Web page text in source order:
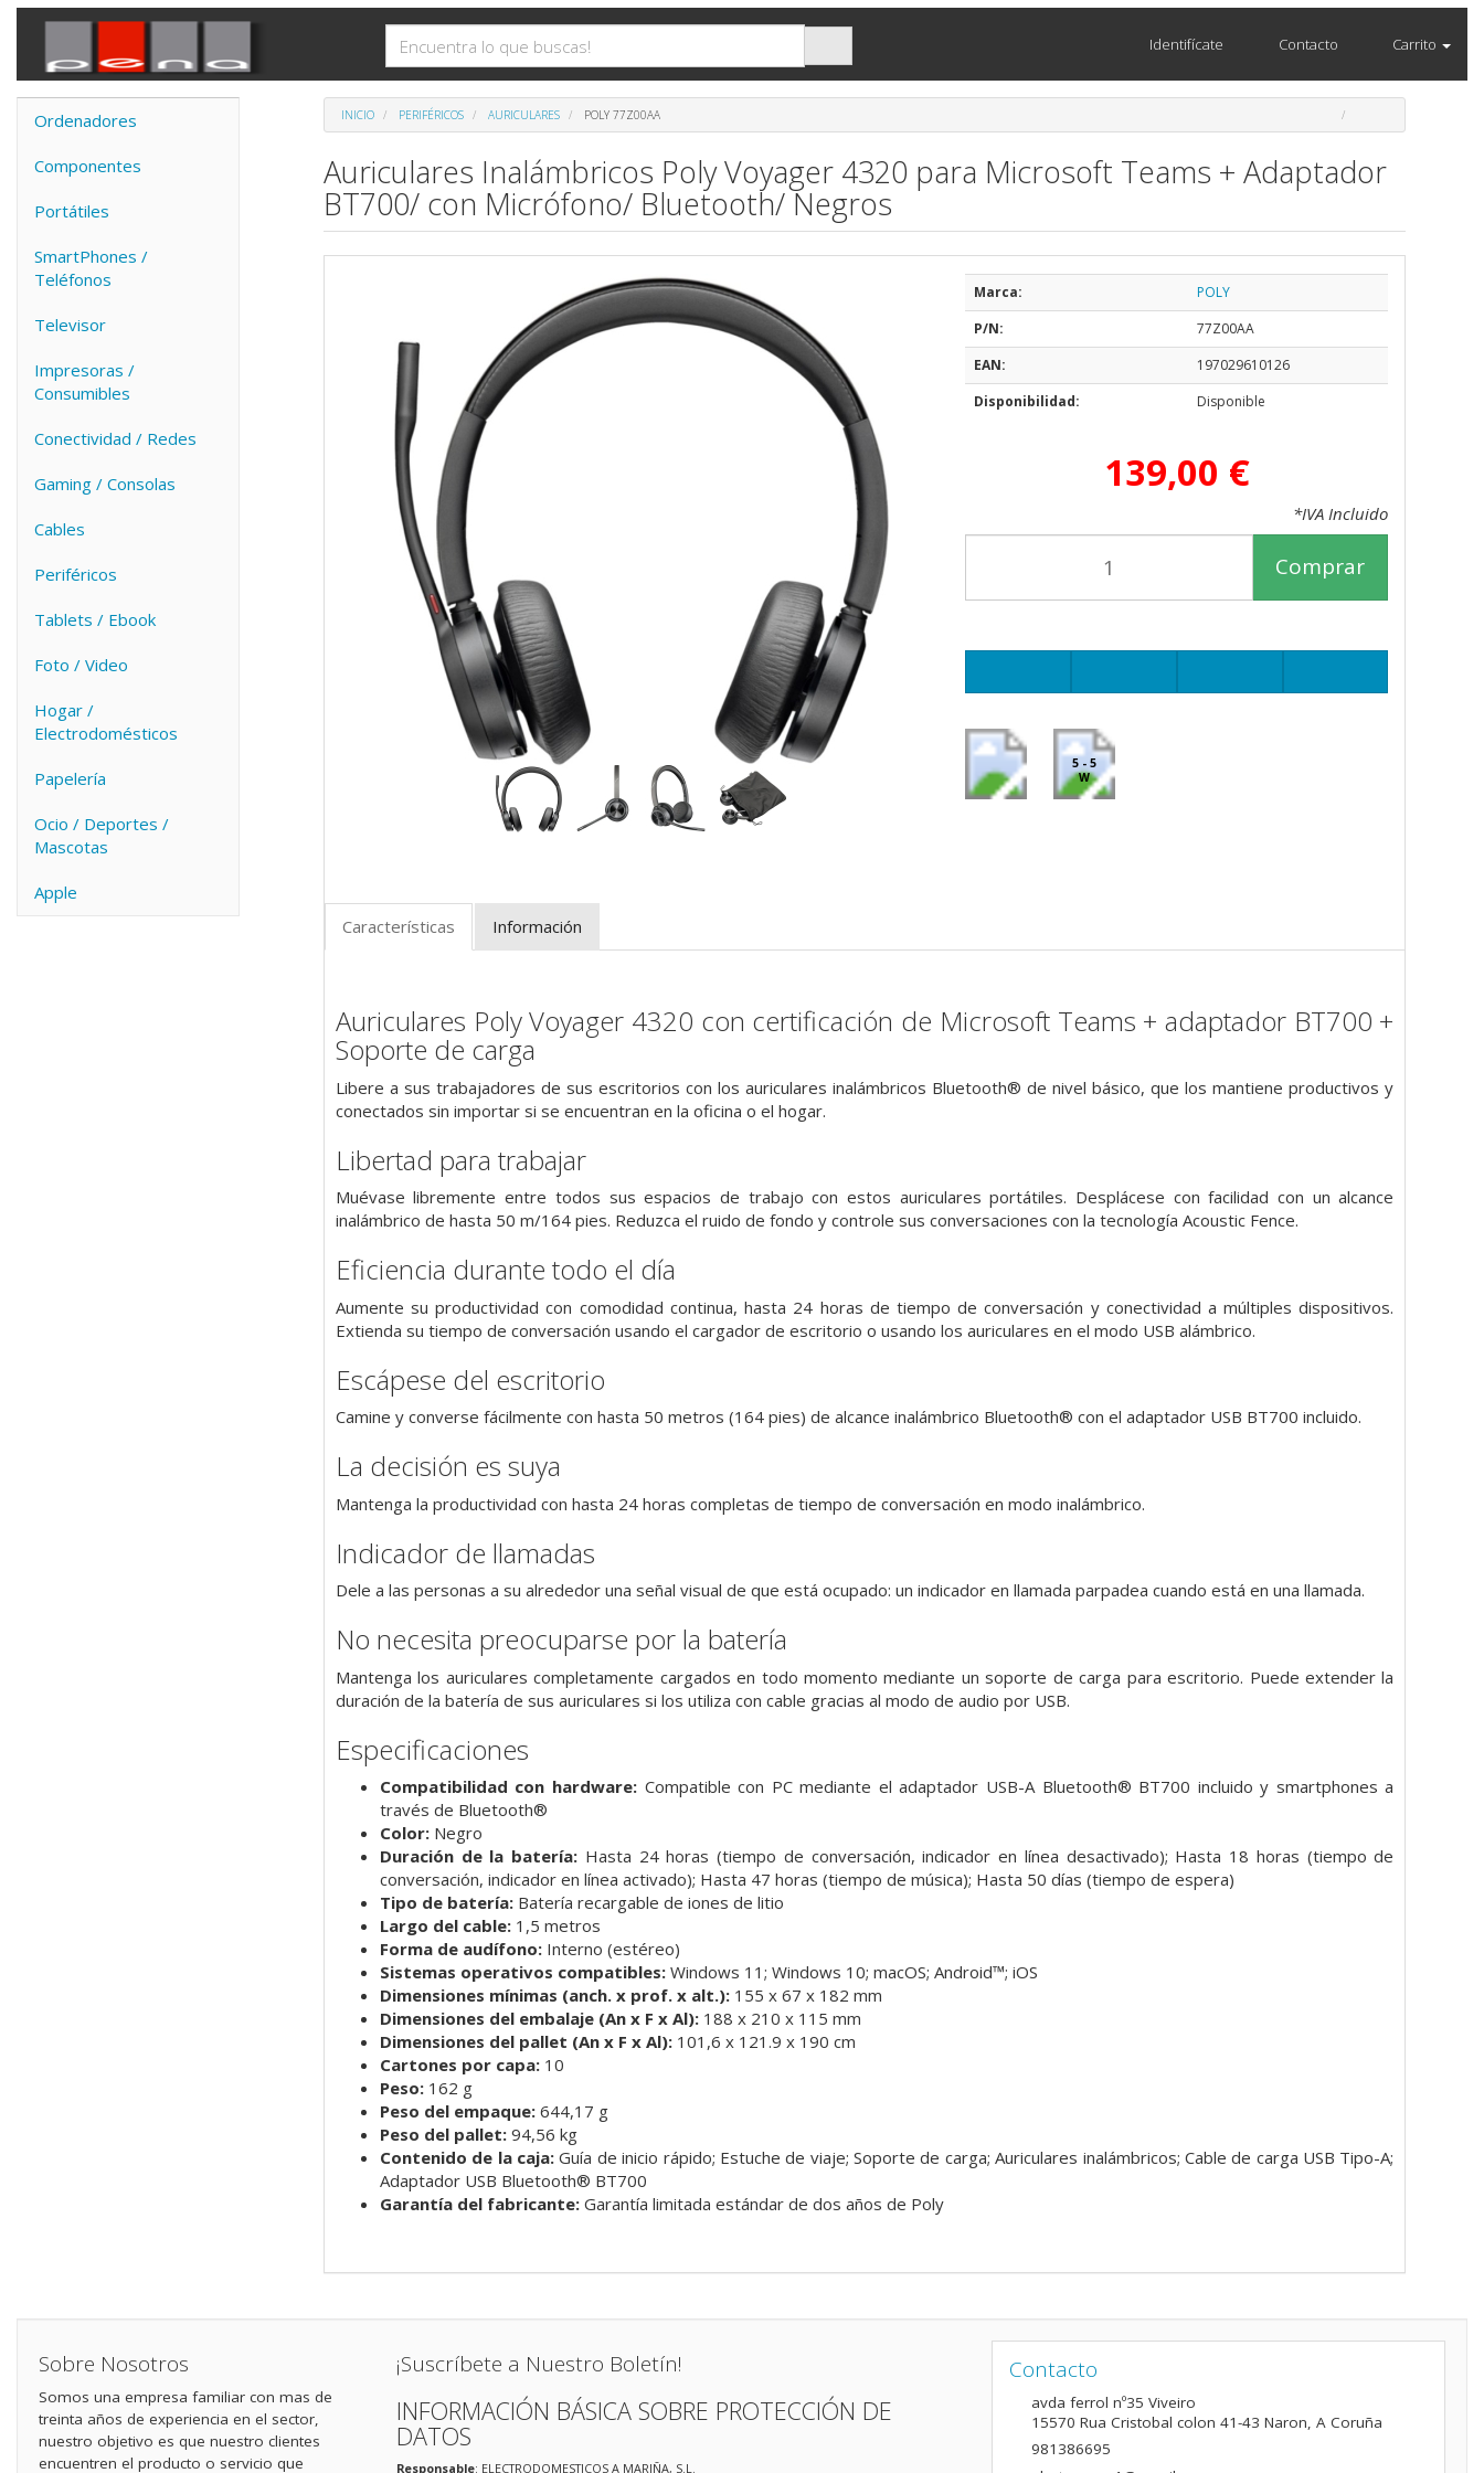
Identifícate Contacto Carrito
Ordenadores
Componentes
Portátiles
SmartPhones /
Teléfonos
Televisor
Impresoras /
Consumibles
Conectividad / Redes
Gaming / Consolas
Cables
Periféricos
Tablets / Ebook
Foto / Video
Hogar /
Electrodomésticos
Papelería
Ocio / Deportes /
Mascotas
Apple
INICIO PERIFÉRICOS AURICULARES POLY 77Z00AA
Auriculares Inalámbricos Poly Voyager 4320 para Microsoft Teams + Adaptador
BT700/ con Micrófono/ Bluetooth/ Negros
Marca:
POLY
P/N:
77Z00AA
EAN:
197029610126
Disponibilidad:
Disponible
139,00 €
*IVA Incluido
Comprar
5 - 5
W
Características Información
Auriculares Poly Voyager 4320 con certificación de Microsoft Teams + adaptador BT700 +
Soporte de carga
Libere a sus trabajadores de sus escritorios con los auriculares inalámbricos Bluetooth® de nivel básico, que los mantiene productivos y
conectados sin importar si se encuentran en la oficina o el hogar.
Libertad para trabajar
Muévase libremente entre todos sus espacios de trabajo con estos auriculares portátiles. Desplácese con facilidad con un alcance
inalámbrico de hasta 50 m/164 pies. Reduzca el ruido de fondo y controle sus conversaciones con la tecnología Acoustic Fence.
Eficiencia durante todo el día
Aumente su productividad con comodidad continua, hasta 24 horas de tiempo de conversación y conectividad a múltiples dispositivos.
Extienda su tiempo de conversación usando el cargador de escritorio o usando los auriculares en el modo USB alámbrico.
Escápese del escritorio
Camine y converse fácilmente con hasta 50 metros (164 pies) de alcance inalámbrico Bluetooth® con el adaptador USB BT700 incluido.
La decisión es suya
Mantenga la productividad con hasta 24 horas completas de tiempo de conversación en modo inalámbrico.
Indicador de llamadas
Dele a las personas a su alrededor una señal visual de que está ocupado: un indicador en llamada parpadea cuando está en una llamada.
No necesita preocuparse por la batería
Mantenga los auriculares completamente cargados en todo momento mediante un soporte de carga para escritorio. Puede extender la
duración de la batería de sus auriculares si los utiliza con cable gracias al modo de audio por USB.
Especificaciones
Compatibilidad con hardware:Compatible con PC mediante el adaptador USB-A Bluetooth® BT700 incluido y smartphones a
través de Bluetooth®
Color:Negro
Duración de la batería: Hasta 24 horas (tiempo de conversación, indicador en línea desactivado); Hasta 18 horas (tiempo de
conversación, indicador en línea activado); Hasta 47 horas (tiempo de música); Hasta 50 días (tiempo de espera)
Tipo de batería:Batería recargable de iones de litio
Largo del cable:1,5 metros
Forma de audífono:Interno (estéreo)
Sistemas operativos compatibles:Windows 11; Windows 10; macOS; Android™; iOS
Dimensiones mínimas (anch. x prof. x alt.):155 x 67 x 182 mm
Dimensiones del embalaje (An x F x Al):188 x 210 x 115 mm
Dimensiones del pallet (An x F x Al):101,6 x 121.9 x 190 cm
Cartones por capa:10
Peso:162 g
Peso del empaque:644,17 g
Peso del pallet:94,56 kg
Contenido de la caja:Guía de inicio rápido; Estuche de viaje; Soporte de carga; Auriculares inalámbricos; Cable de carga USB Tipo-A;
Adaptador USB Bluetooth® BT700
Garantía del fabricante:Garantía limitada estándar de dos años de Poly
Sobre Nosotros
Somos una empresa familiar con mas de
treinta años de experiencia en el sector,
nuestro objetivo es que nuestro clientes
encuentren el producto o servicio que
¡Suscríbete a Nuestro Boletín!
INFORMACIÓN BÁSICA SOBRE PROTECCIÓN DE
DATOS
Responsable: ELECTRODOMESTICOS A MARIÑA, S.L.
Contacto
avda ferrol nº35 Viveiro
15570 Rua Cristobal colon 41-43 Naron, A Coruña
981386695